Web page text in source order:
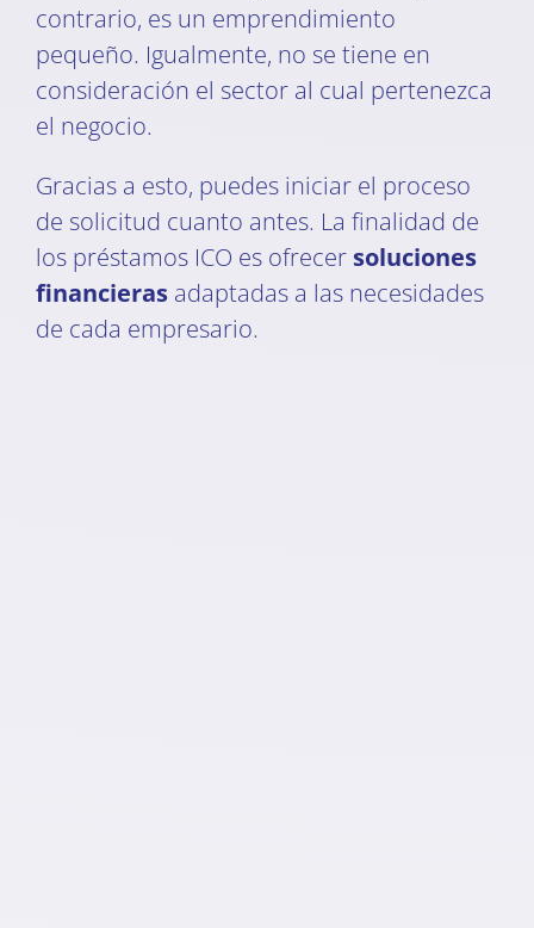
contrario, es un emprendimiento
pequeño. Igualmente, no se tiene en
consideración el sector al cual pertenezca
el negocio.
Gracias a esto, puedes iniciar el proceso
de solicitud cuanto antes. La finalidad de
los préstamos ICO es ofrecer soluciones
financierasadaptadas a las necesidades
de cada empresario.